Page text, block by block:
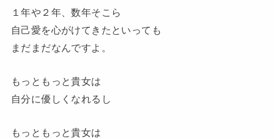
１年や２年、数年そこら
自己愛を心がけてきたといっても
まだまだなんですよ。
もっともっと貴女は
自分に優しくなれるし
もっともっと貴女は